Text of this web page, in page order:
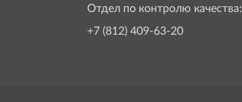
Отдел по контролю качества:
+7 (812) 409-63-20